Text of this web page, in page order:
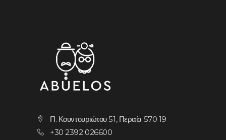
Π. Κουντουριώτου 51, Περαία 570 19
+30 2392 026600